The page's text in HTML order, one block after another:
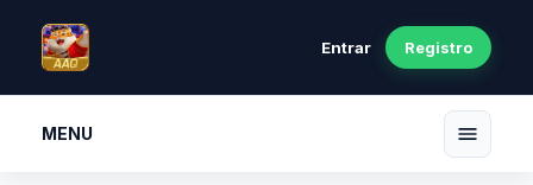
Entrar Registro
MENU